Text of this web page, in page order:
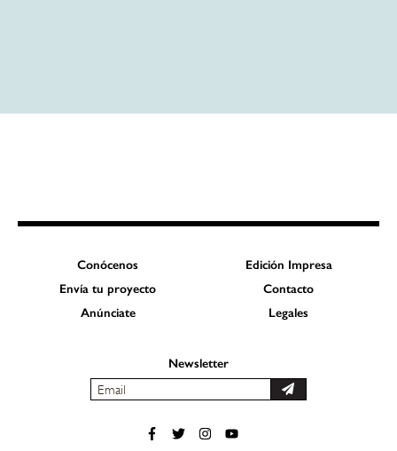
Conócenos
Edición Impresa
Envía tu proyecto
Contacto
Anúnciate
Legales
Newsletter